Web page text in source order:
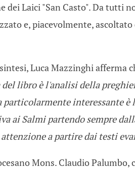
dei Laici "San Casto". Da tutti
e, piacevolmente, ascoltato
Luca Mazzinghi afferma
libro è l'analisi della
particolarmente interessante
ai Salmi partendo sempre
a partire dai testi
Mons. Claudio